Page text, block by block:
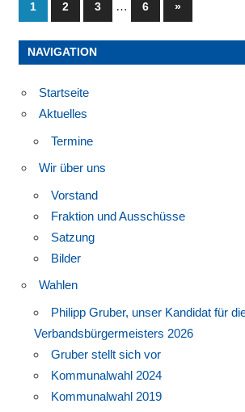
Seitennummerierung
der
Beiträge
1 2 3 … 6
Nächste
Beiträge
»
NAVIGATION
Startseite
Aktuelles
Termine
Wir über uns
Vorstand
Fraktion und Ausschüsse
Satzung
Bilder
Wahlen
Philipp Gruber, unser Kandidat für
Verbandsbürgermeisters 2026
Gruber stellt sich vor
Kommunalwahl 2024
Kommunalwahl 2019